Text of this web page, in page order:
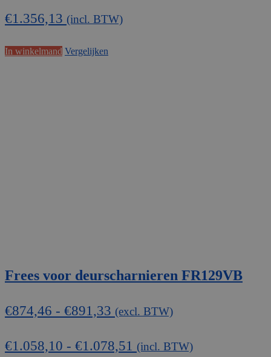
€1.356,13 (incl. BTW)
In winkelmand Vergelijken
Frees voor deurscharnieren FR129VB
€874,46 - €891,33 Prijsklasse:
tot
(excl. BTW)
€1.058,10 - €1.078,51 (incl. BTW)